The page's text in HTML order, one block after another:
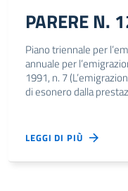
PARERE N.
Piano triennale per
annuale per
1991, n. 7
di esonero dalla
LEGGI DI PIÙ